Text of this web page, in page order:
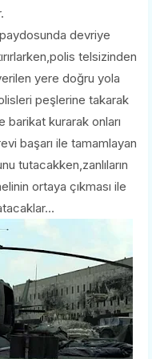
devriye
telsizinden
yere doğru yola
peşlerine takarak
barikat kurarak onları
başarı ile tamamlayan
tutacakken,zanlıların
ortaya çıkması ile